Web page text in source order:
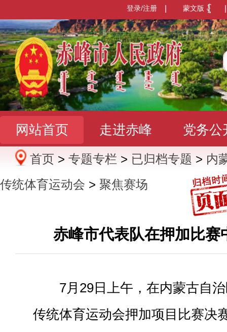
蒙文版
登录/注册
网站首页 走进赤峰 党务公
办事服务 政民互动 数据发
首页 > 专题专栏 > 已归档专题 > 内
传统体育运动会 > 聚焦赛场
赤峰市代表队在押加比赛
7月29日上午，在内蒙古自
传统体育运动会押加项目比赛决